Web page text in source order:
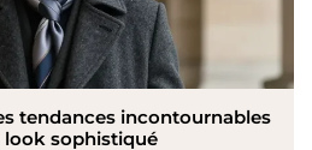
tendances incontournables
look sophistiqué